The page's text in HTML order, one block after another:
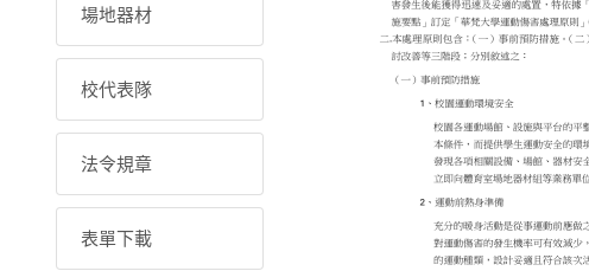
場地器材
校代表隊
法令規章
表單下載